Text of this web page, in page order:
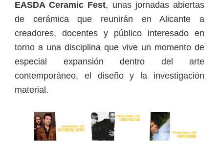
EASDA Ceramic Fest, unas jornadas abiertas
de cerámica que reunirán en Alicante a
creadores, docentes y público interesado en
torno a una disciplina que vive un momento de
especial expansión dentro del arte
contemporáneo, el diseño y la investigación
material.